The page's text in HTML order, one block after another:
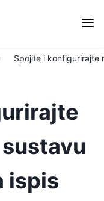
Spojite i konfigurirajte
ispis